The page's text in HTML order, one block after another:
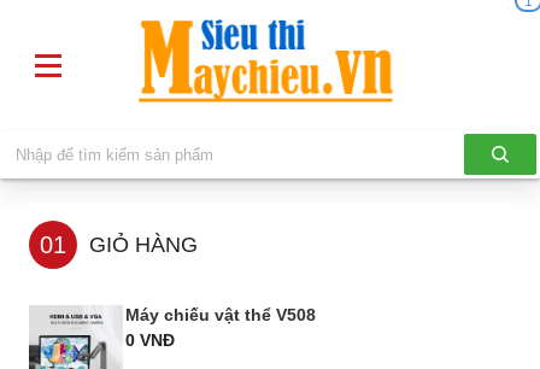
01 GIỎ HÀNG
Máy chiếu vật thể V508
0 VNĐ